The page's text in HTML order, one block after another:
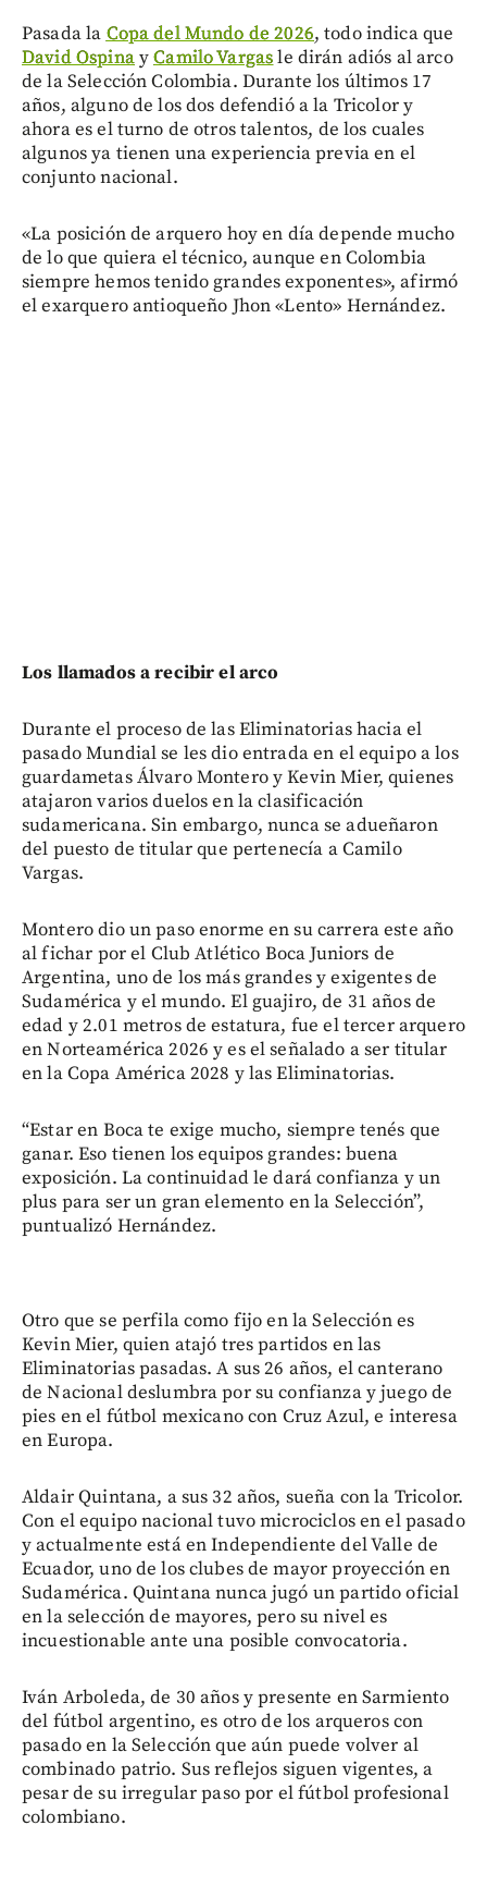
Pasada la Copa del Mundo de 2026, todo indica que
David OspinayCamilo Vargasle dirán adiós al arco
de la Selección Colombia. Durante los últimos 17
años, alguno de los dos defendió a la Tricolor y
ahora es el turno de otros talentos, de los cuales
algunos ya tienen una experiencia previa en el
conjunto nacional.
«La posición de arquero hoy en día depende mucho
de lo que quiera el técnico, aunque en Colombia
siempre hemos tenido grandes exponentes», afirmó
el exarquero antioqueño Jhon «Lento» Hernández.
Los llamados a recibir el arco
Durante el proceso de las Eliminatorias hacia el
pasado Mundial se les dio entrada en el equipo a los
guardametas Álvaro Montero y Kevin Mier, quienes
atajaron varios duelos en la clasificación
sudamericana. Sin embargo, nunca se adueñaron
del puesto de titular que pertenecía a Camilo
Vargas.
Montero dio un paso enorme en su carrera este año
al fichar por el Club Atlético Boca Juniors de
Argentina, uno de los más grandes y exigentes de
Sudamérica y el mundo. El guajiro, de 31 años de
edad y 2.01 metros de estatura, fue el tercer arquero
en Norteamérica 2026 y es el señalado a ser titular
en la Copa América 2028 y las Eliminatorias.
“Estar en Boca te exige mucho, siempre tenés que
ganar. Eso tienen los equipos grandes: buena
exposición. La continuidad le dará confianza y un
plus para ser un gran elemento en la Selección”,
puntualizó Hernández.
Otro que se perfila como fijo en la Selección es
Kevin Mier, quien atajó tres partidos en las
Eliminatorias pasadas. A sus 26 años, el canterano
de Nacional deslumbra por su confianza y juego de
pies en el fútbol mexicano con Cruz Azul, e interesa
en Europa.
Aldair Quintana, a sus 32 años, sueña con la Tricolor.
Con el equipo nacional tuvo microciclos en el pasado
y actualmente está en Independiente del Valle de
Ecuador, uno de los clubes de mayor proyección en
Sudamérica. Quintana nunca jugó un partido oficial
en la selección de mayores, pero su nivel es
incuestionable ante una posible convocatoria.
Iván Arboleda, de 30 años y presente en Sarmiento
del fútbol argentino, es otro de los arqueros con
pasado en la Selección que aún puede volver al
combinado patrio. Sus reflejos siguen vigentes, a
pesar de su irregular paso por el fútbol profesional
colombiano.